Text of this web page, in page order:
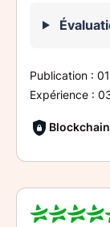
Publication :
Expérience :
Blockchain